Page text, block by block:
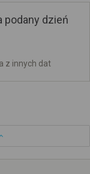
podany dzień
z innych dat